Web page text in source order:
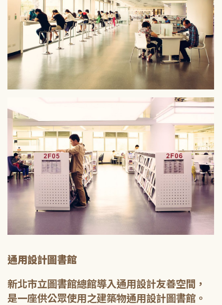
通用設計圖書館
新北市立圖書館總館導入通用設計友善空間，
是一座供公眾使用之建築物通用設計圖書館。